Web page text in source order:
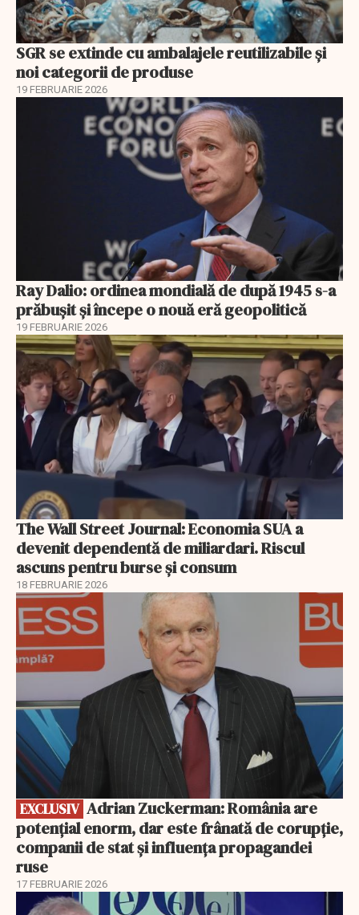
SGR se extinde cu ambalajele reutilizabile și
noi categorii de produse
19 FEBRUARIE 2026
Ray Dalio: ordinea mondială de după 1945 s-a
prăbușit și începe o nouă eră geopolitică
19 FEBRUARIE 2026
The Wall Street Journal: Economia SUA a
devenit dependentă de miliardari. Riscul
ascuns pentru burse și consum
18 FEBRUARIE 2026
EXCLUSIV
EXCLUSIV
potențial enorm, dar este frânată de corupție,
companii de stat și influența propagandei
ruse
17 FEBRUARIE 2026
EXCLUSIV